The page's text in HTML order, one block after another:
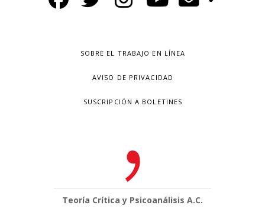
SOBRE EL TRABAJO EN LÍNEA
AVISO DE PRIVACIDAD
SUSCRIPCIÓN A BOLETINES
Teoría Crítica y Psicoanálisis A.C.